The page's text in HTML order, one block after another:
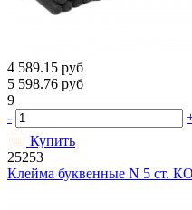
4 589.15 руб
5 598.76 руб
9
-
Купить
25253
Клейма буквенные N 5 ст.